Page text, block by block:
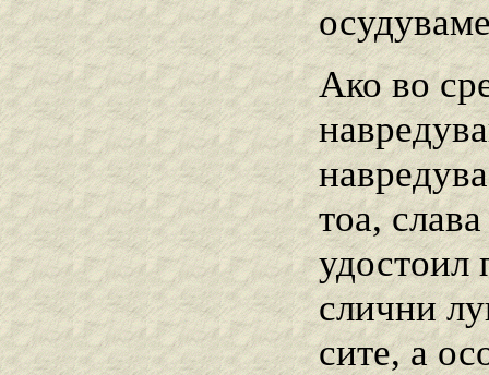
Ако во
тоа,
удостоил
слични
сите, а